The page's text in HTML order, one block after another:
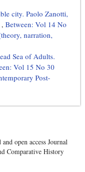
city. Paolo Zanotti,
, Between: Vol 14 No
narration,
Sea of Adults.
Vol 15 No 30
Post-
open access Journal
Comparative History